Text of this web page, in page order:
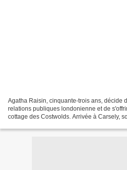
Agatha Raisin, cinquante-trois ans, décide
relations publiques londonienne et de
cottage des Costwolds. Arrivée à Carsely,